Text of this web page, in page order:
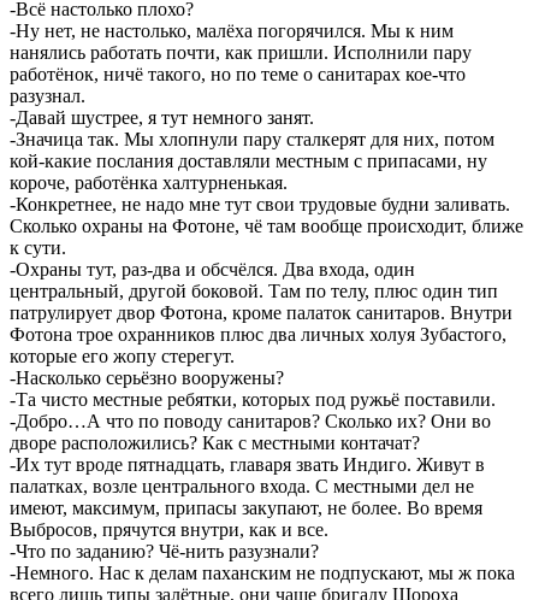
-Всё настолько плохо?
-Ну нет, не настолько, малёха погорячился. Мы к ним
нанялись работать почти, как пришли. Исполнили пару
работёнок, ничё такого, но по теме о санитарах кое-что
разузнал.
-Давай шустрее, я тут немного занят.
-Значица так. Мы хлопнули пару сталкерят для них, потом
кой-какие послания доставляли местным с припасами, ну
короче, работёнка халтурненькая.
-Конкретнее, не надо мне тут свои трудовые будни заливать.
Сколько охраны на Фотоне, чё там вообще происходит, ближе
к сути.
-Охраны тут, раз-два и обсчёлся. Два входа, один
центральный, другой боковой. Там по телу, плюс один тип
патрулирует двор Фотона, кроме палаток санитаров. Внутри
Фотона трое охранников плюс два личных холуя Зубастого,
которые его жопу стерегут.
-Насколько серьёзно вооружены?
-Та чисто местные ребятки, которых под ружьё поставили.
-Добро…А что по поводу санитаров? Сколько их? Они во
дворе расположились? Как с местными контачат?
-Их тут вроде пятнадцать, главаря звать Индиго. Живут в
палатках, возле центрального входа. С местными дел не
имеют, максимум, припасы закупают, не более. Во время
Выбросов, прячутся внутри, как и все.
-Что по заданию? Чё-нить разузнали?
-Немного. Нас к делам паханским не подпускают, мы ж пока
всего лишь типы залётные, они чаще бригаду Шороха